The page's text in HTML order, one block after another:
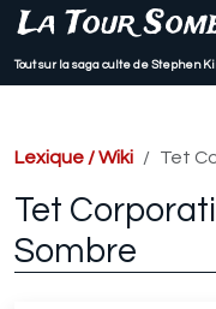
La Tour
Tout sur la saga culte de Stephen
Lexique / Wiki Tet
Tet
Sombre